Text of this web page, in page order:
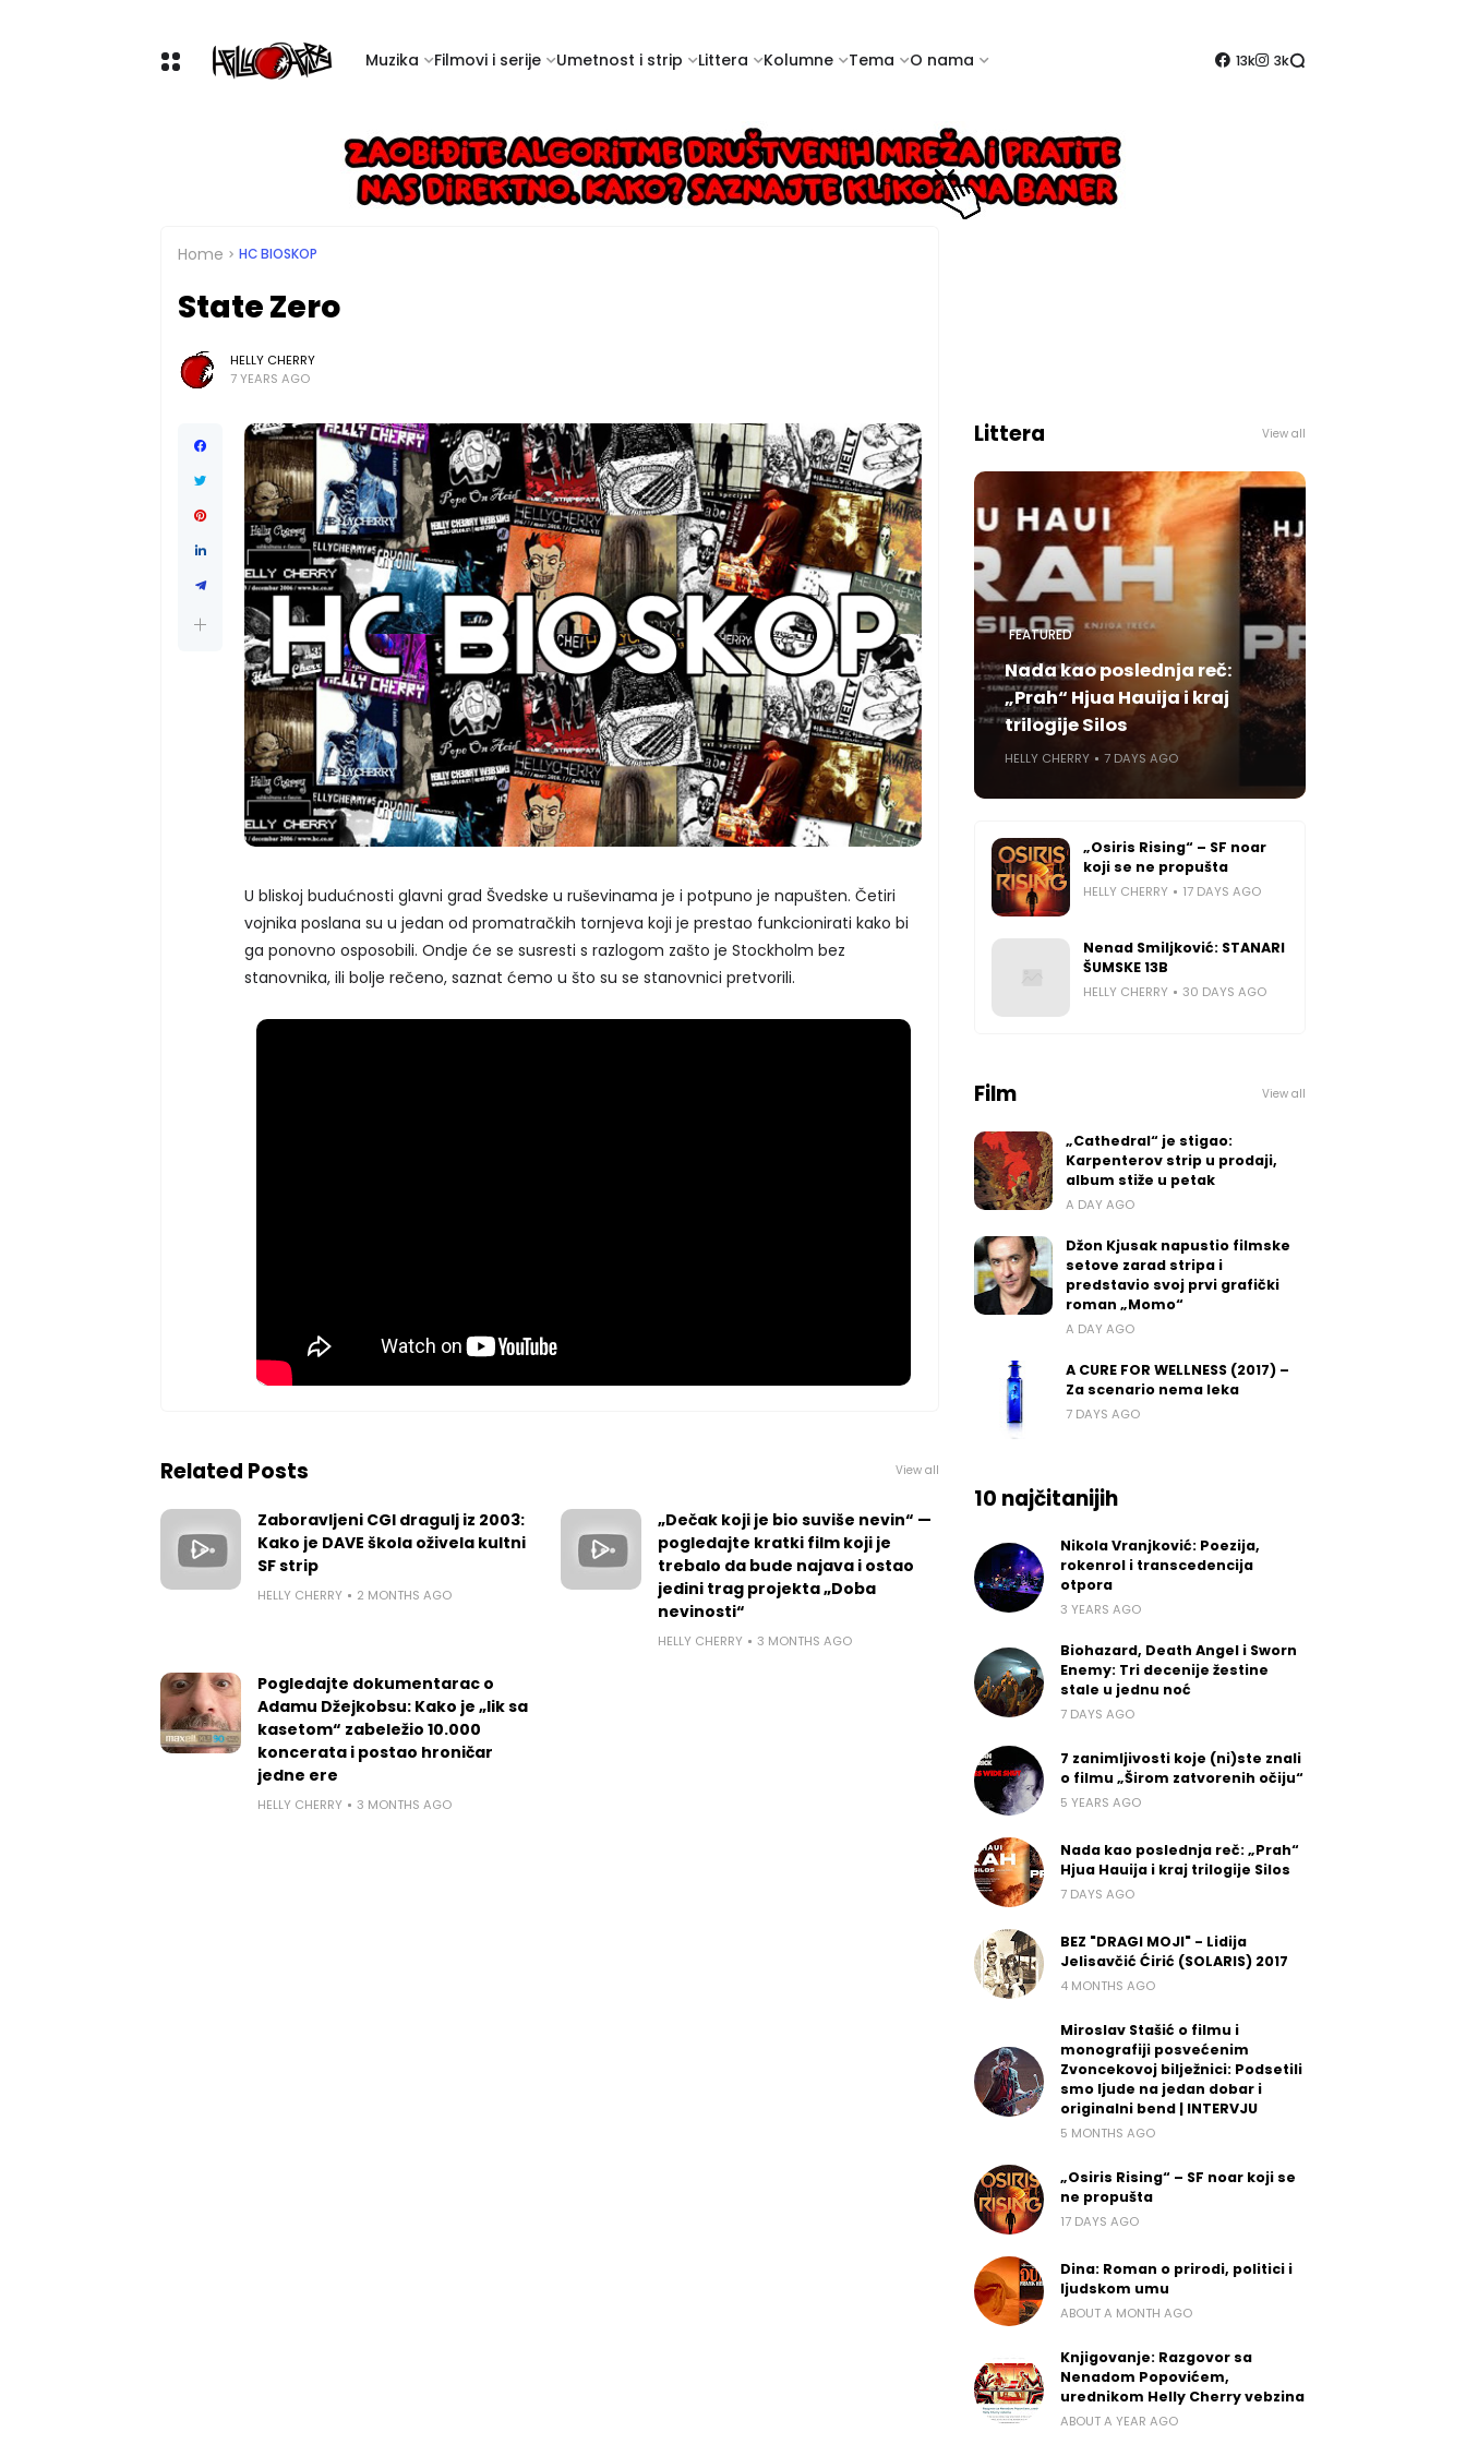
Muzika Filmovi i serije Umetnost i strip Littera Kolumne Tema O nama 13k 3k
Home HC BIOSKOP
State Zero
HELLY CHERRY
7 YEARS AGO
U bliskoj budućnosti glavni grad Švedske u ruševinama je i potpuno je napušten. Četiri
vojnika poslana su u jedan od promatračkih tornjeva koji je prestao funkcionirati kako bi
ga ponovno osposobili. Ondje će se susresti s razlogom zašto je Stockholm bez
stanovnika, ili bolje rečeno, saznat ćemo u što su se stanovnici pretvorili.
Related Posts View all
Zaboravljeni CGI dragulj iz 2003:
Kako je DAVE škola oživela kultni
SF strip
HELLY CHERRY 2 MONTHS AGO
„Dečak koji je bio suviše nevin“ —
pogledajte kratki film koji je
trebalo da bude najava i ostao
jedini trag projekta „Doba
nevinosti“
HELLY CHERRY 3 MONTHS AGO
Pogledajte dokumentarac o
Adamu Džejkobsu: Kako je „lik sa
kasetom“ zabeležio 10.000
koncerata i postao hroničar
jedne ere
HELLY CHERRY 3 MONTHS AGO
Littera View all
FEATURED
Nada kao poslednja reč:
„Prah“ Hjua Hauija i kraj
trilogije Silos
HELLY CHERRY 7 DAYS AGO
„Osiris Rising“ – SF noar
koji se ne propušta
HELLY CHERRY 17 DAYS AGO
Nenad Smiljković: STANARI
ŠUMSKE 13B
HELLY CHERRY 30 DAYS AGO
Film View all
„Cathedral“ je stigao:
Karpenterov strip u prodaji,
album stiže u petak
A DAY AGO
Džon Kjusak napustio filmske
setove zarad stripa i
predstavio svoj prvi grafički
roman „Momo“
A DAY AGO
A CURE FOR WELLNESS (2017) –
Za scenario nema leka
7 DAYS AGO
10 najčitanijih
Nikola Vranjković: Poezija,
rokenrol i transcedencija
otpora
3 YEARS AGO
Biohazard, Death Angel i Sworn
Enemy: Tri decenije žestine
stale u jednu noć
7 DAYS AGO
7 zanimljivosti koje (ni)ste znali
o filmu „Širom zatvorenih očiju“
5 YEARS AGO
Nada kao poslednja reč: „Prah“
Hjua Hauija i kraj trilogije Silos
7 DAYS AGO
BEZ "DRAGI MOJI" - Lidija
Jelisavčić Ćirić (SOLARIS) 2017
4 MONTHS AGO
Miroslav Stašić o filmu i
monografiji posvećenim
Zvoncekovoj bilježnici: Podsetili
smo ljude na jedan dobar i
originalni bend | INTERVJU
5 MONTHS AGO
„Osiris Rising“ – SF noar koji se
ne propušta
17 DAYS AGO
Dina: Roman o prirodi, politici i
ljudskom umu
ABOUT A MONTH AGO
Knjigovanje: Razgovor sa
Nenadom Popovićem,
urednikom Helly Cherry vebzina
ABOUT A YEAR AGO